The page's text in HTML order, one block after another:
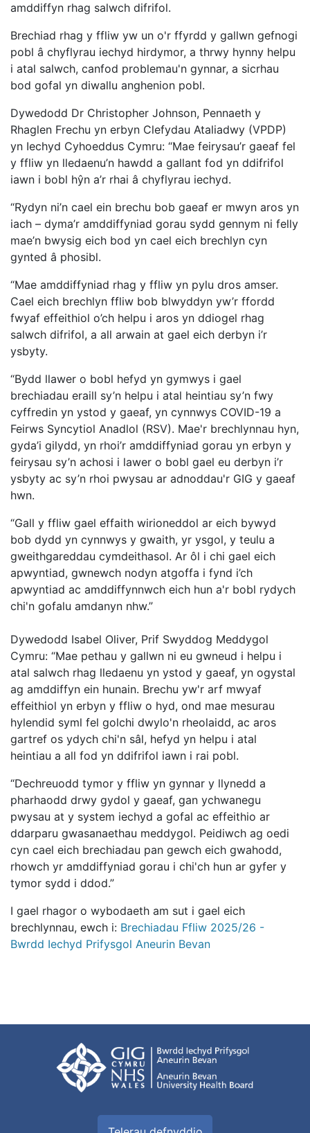
amddiffyn rhag salwch difrifol.
Brechiad rhag y ffliw yw un o'r ffyrdd y gallwn gefnogi
pobl â chyflyrau iechyd hirdymor, a thrwy hynny helpu
i atal salwch, canfod problemau'n gynnar, a sicrhau
bod gofal yn diwallu anghenion pobl.
Dywedodd Dr Christopher Johnson, Pennaeth y
Rhaglen Frechu yn erbyn Clefydau Ataliadwy (VPDP)
yn Iechyd Cyhoeddus Cymru: “Mae feirysau’r gaeaf fel
y ffliw yn lledaenu’n hawdd a gallant fod yn ddifrifol
iawn i bobl hŷn a’r rhai â chyflyrau iechyd.
“Rydyn ni’n cael ein brechu bob gaeaf er mwyn aros yn
iach – dyma’r amddiffyniad gorau sydd gennym ni felly
mae’n bwysig eich bod yn cael eich brechlyn cyn
gynted â phosibl.
“Mae amddiffyniad rhag y ffliw yn pylu dros amser.
Cael eich brechlyn ffliw bob blwyddyn yw’r ffordd
fwyaf effeithiol o’ch helpu i aros yn ddiogel rhag
salwch difrifol, a all arwain at gael eich derbyn i’r
ysbyty.
“Bydd llawer o bobl hefyd yn gymwys i gael
brechiadau eraill sy’n helpu i atal heintiau sy’n fwy
cyffredin yn ystod y gaeaf, yn cynnwys COVID-19 a
Feirws Syncytiol Anadlol (RSV). Mae'r brechlynnau hyn,
gyda’i gilydd, yn rhoi’r amddiffyniad gorau yn erbyn y
feirysau sy’n achosi i lawer o bobl gael eu derbyn i’r
ysbyty ac sy’n rhoi pwysau ar adnoddau'r GIG y gaeaf
hwn.
“Gall y ffliw gael effaith wirioneddol ar eich bywyd
bob dydd yn cynnwys y gwaith, yr ysgol, y teulu a
gweithgareddau cymdeithasol. Ar ôl i chi gael eich
apwyntiad, gwnewch nodyn atgoffa i fynd i’ch
apwyntiad ac amddiffynnwch eich hun a'r bobl rydych
chi'n gofalu amdanyn nhw.”
Dywedodd Isabel Oliver, Prif Swyddog Meddygol
Cymru: “Mae pethau y gallwn ni eu gwneud i helpu i
atal salwch rhag lledaenu yn ystod y gaeaf, yn ogystal
ag amddiffyn ein hunain. Brechu yw'r arf mwyaf
effeithiol yn erbyn y ffliw o hyd, ond mae mesurau
hylendid syml fel golchi dwylo'n rheolaidd, ac aros
gartref os ydych chi'n sâl, hefyd yn helpu i atal
heintiau a all fod yn ddifrifol iawn i rai pobl.
“Dechreuodd tymor y ffliw yn gynnar y llynedd a
pharhaodd drwy gydol y gaeaf, gan ychwanegu
pwysau at y system iechyd a gofal ac effeithio ar
ddarparu gwasanaethau meddygol. Peidiwch ag oedi
cyn cael eich brechiadau pan gewch eich gwahodd,
rhowch yr amddiffyniad gorau i chi'ch hun ar gyfer y
tymor sydd i ddod.”
I gael rhagor o wybodaeth am sut i gael eich
brechlynnau, ewch i: Brechiadau Ffliw 2025/26 -
Bwrdd Iechyd Prifysgol Aneurin Bevan